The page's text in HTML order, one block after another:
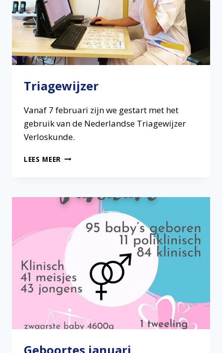
Triagewijzer
Vanaf 7 februari zijn we gestart met het
gebruik van de Nederlandse Triagewijzer
Verloskunde.
LEES MEER TRIAGEWIJZER